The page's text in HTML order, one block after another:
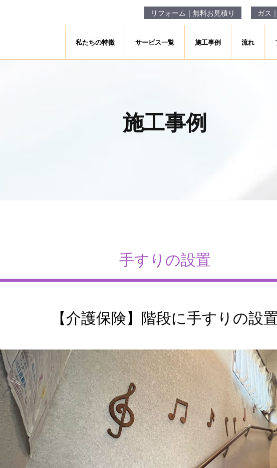
リフォーム｜無料お見積り ガス
私たちの特徴 サービス一覧 施工事例 流れ
施工事例
手すりの設置
【介護保険】階段に手すりの設